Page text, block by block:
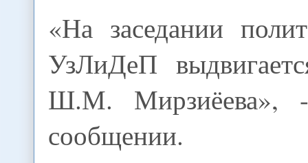
«На заседании
УзЛиДеП
Ш.М. Мирзиёева», -
сообщении.